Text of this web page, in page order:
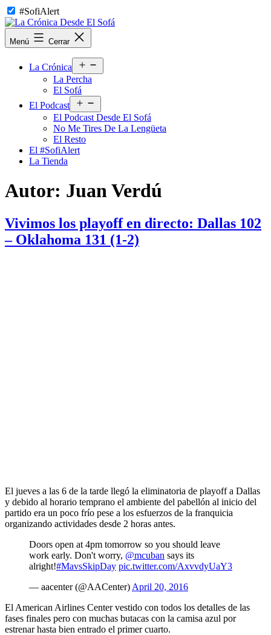
Saltar
al
contenido
#SofiAlert
La
Crónica
Menú Cerrar
La Crónica
el
La Percha
El Sofá
El Podcast
el
menú
El Podcast Desde El Sofá
No Me Tires De La Lengüeta
El Resto
El #SofiAlert
La Tienda
Autor: Juan Verdú
Vivimos los playoff en directo: Dallas 102
– Oklahoma 131 (1-2)
El jueves a las 6 de la tarde llegó la eliminatoria de playoff a Dallas
y debido al horario temprano el ambiente del pabellón al inicio del
partido era un poco frío pese a los esfuerzos de la franquicia
organizando actividades desde 2 horas antes.
Doors open at 4pm tomorrow so you should leave
work early. Don't worry, @mcuban says its
alright!#MavsSkipDay pic.twitter.com/AxvvdyUaY3
— aacenter (@AACenter) April 20, 2016
El American Airlines Center vestido con todos los detalles de las
fases finales pero con muchas butacas con la camisa azul por
estrenar hasta bien entrado el primer cuarto.